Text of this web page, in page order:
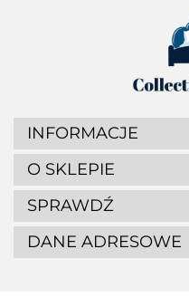
INFORMACJE
O SKLEPIE
SPRAWDŹ
DANE ADRESOWE